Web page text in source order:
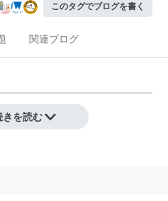
このタグでブログを書く
関連ブログ
．
を読む